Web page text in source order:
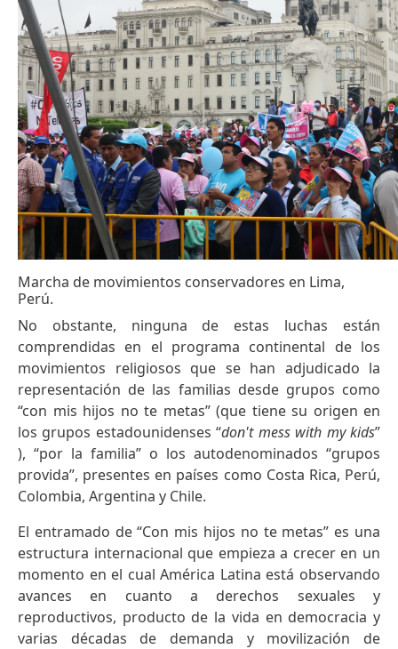
Marcha de movimientos conservadores en Lima,
Perú.
No obstante, ninguna de estas luchas están
comprendidas en el programa continental de los
movimientos religiosos que se han adjudicado la
representación de las familias desde grupos como
“con mis hijos no te metas” (que tiene su origen en
los grupos estadounidenses “don't mess with my kids”
), “por la familia” o los autodenominados “grupos
provida”, presentes en países como Costa Rica, Perú,
Colombia, Argentina y Chile.
El entramado de “Con mis hijos no te metas” es una
estructura internacional que empieza a crecer en un
momento en el cual América Latina está observando
avances en cuanto a derechos sexuales y
reproductivos, producto de la vida en democracia y
varias décadas de demanda y movilización de